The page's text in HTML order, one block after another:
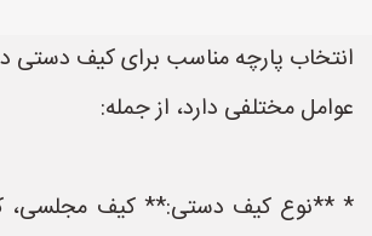
انتخاب پارچه مناسب برای کیف دستی
عوامل مختلفی دارد، از جمله:
* **نوع کیف دستی:** کیف مجلسی،